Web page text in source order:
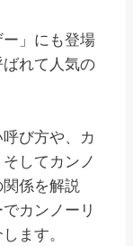
」にも登場
れて人気の
び方や、カ
してカンノ
係を解説
カンノーリ
ます。